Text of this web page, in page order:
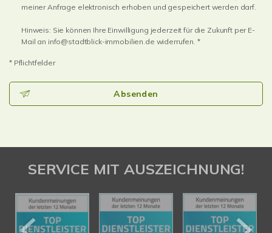
meiner Anfrage elektronisch erhoben und gespeichert werden darf.
Hinweis: Sie können Ihre Einwilligung jederzeit für die Zukunft per E-
Mail an info@stadtblick-immobilien.de widerrufen. *
* Pflichtfelder
Absenden
SERVICE MIT AUSZEICHNUNG!